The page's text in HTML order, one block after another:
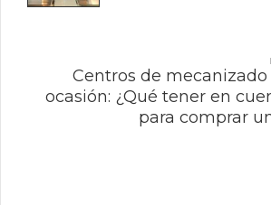
Centros de mecanizado
ocasión: ¿Qué tener en
para comprar